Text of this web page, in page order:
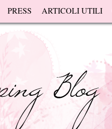
PRESS ARTICOLI UTILI